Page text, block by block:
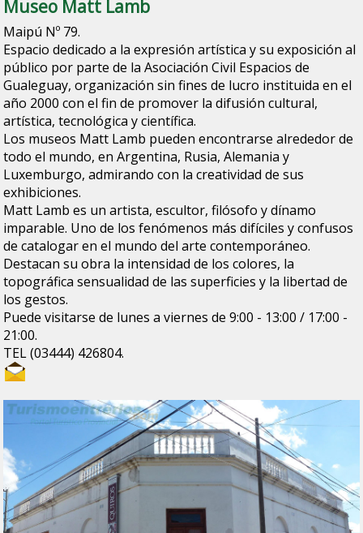
Museo Matt Lamb
Maipú Nº 79.
Espacio dedicado a la expresión artística y su exposición al
público por parte de la Asociación Civil Espacios de
Gualeguay, organización sin fines de lucro instituida en el
año 2000 con el fin de promover la difusión cultural,
artística, tecnológica y científica.
Los museos Matt Lamb pueden encontrarse alrededor de
todo el mundo, en Argentina, Rusia, Alemania y
Luxemburgo, admirando con la creatividad de sus
exhibiciones.
Matt Lamb es un artista, escultor, filósofo y dínamo
imparable. Uno de los fenómenos más difíciles y confusos
de catalogar en el mundo del arte contemporáneo.
Destacan su obra la intensidad de los colores, la
topográfica sensualidad de las superficies y la libertad de
los gestos.
Puede visitarse de lunes a viernes de 9:00 - 13:00 / 17:00 -
21:00.
TEL (03444) 426804.